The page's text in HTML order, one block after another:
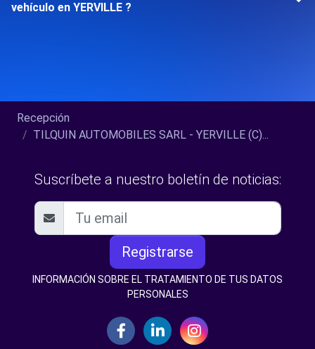
vehículo en YERVILLE ?
Recepción
TILQUIN AUTOMOBILES SARL - YERVILLE (C)...
Suscríbete a nuestro boletín de noticias:
Registrarse
INFORMACIÓN SOBRE EL TRATAMIENTO DE TUS DATOS
PERSONALES